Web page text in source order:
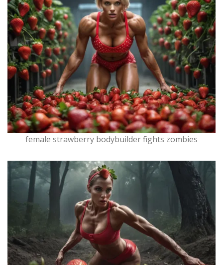
female strawberry bodybuilder fights zombies